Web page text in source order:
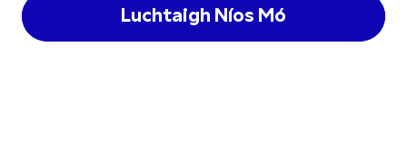
Luchtaigh Níos Mó